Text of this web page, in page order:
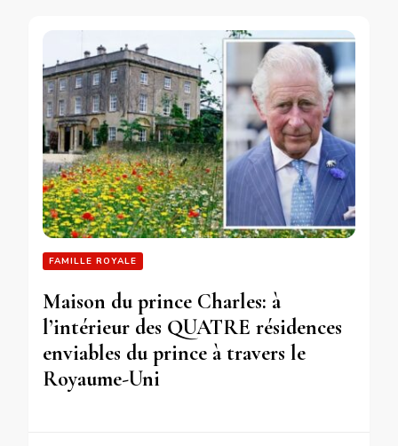
FAMILLE ROYALE
Maison du prince Charles: à
l’intérieur des QUATRE résidences
enviables du prince à travers le
Royaume-Uni